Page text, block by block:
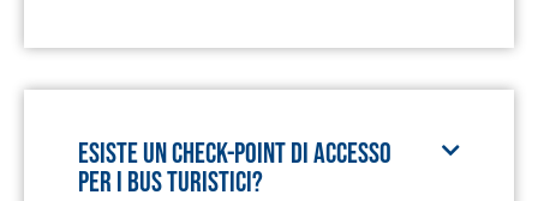
Esiste un check-point di accesso
per i bus turistici?